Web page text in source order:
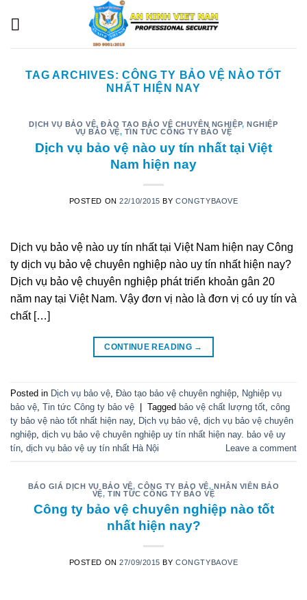
TAG ARCHIVES:CÔNG TY BẢO VỆ NÀO TỐT
NHẤT HIỆN NAY
DỊCH VỤ BẢO VỆ,ĐÀO TẠO BẢO VỆ CHUYÊN NGHIỆP,NGHIỆP
VỤ BẢO VỆ, TIN TỨC CÔNG TY BẢO VỆ
Dịch vụ bảo vệ nào uy tín nhất tại Việt
Nam hiện nay
POSTED ON22/10/2015 BYCONGTYBAOVE
Dịch vụ bảo vệ nào uy tín nhất tại Việt Nam hiện nay Công
ty dịch vụ bảo vệ chuyên nghiệp nào uy tín nhất hiện nay?
Dịch vụ bảo vệ chuyên nghiệp phát triển khoản gân 20
năm nay tại Việt Nam. Vậy đơn vị nào là đơn vị có uy tín và
chất […]
CONTINUE READING →
Posted in Dịch vụ bảo vệ Đào tạo bảo vệ chuyên nghiệp
Nghiệp vụ
bảo vệ Tin tức Công ty bảo vệ Tagged bảo vệ chất lượng tốt công
ty bảo vệ nào tốt nhất hiện nay, Dịch vụ bảo vệ dịch vụ bảo vệ chuyên
nghiệp dịch vụ bảo vệ chuyên nghiệp uy tín nhất hiện nay. bảo vệ uy
tín dịch vụ bảo vệ uy tín nhất Hà Nội Leave a comment
BÁO GIÁ DỊCH VỤ BẢO VỆ,CÔNG TY BẢO VỆ,NHÂN VIÊN BẢO
VỆ, TIN TỨC CÔNG TY BẢO VỆ
Công ty bảo vệ chuyên nghiệp nào tốt
nhất hiện nay?
POSTED ON27/09/2015 BYCONGTYBAOVE